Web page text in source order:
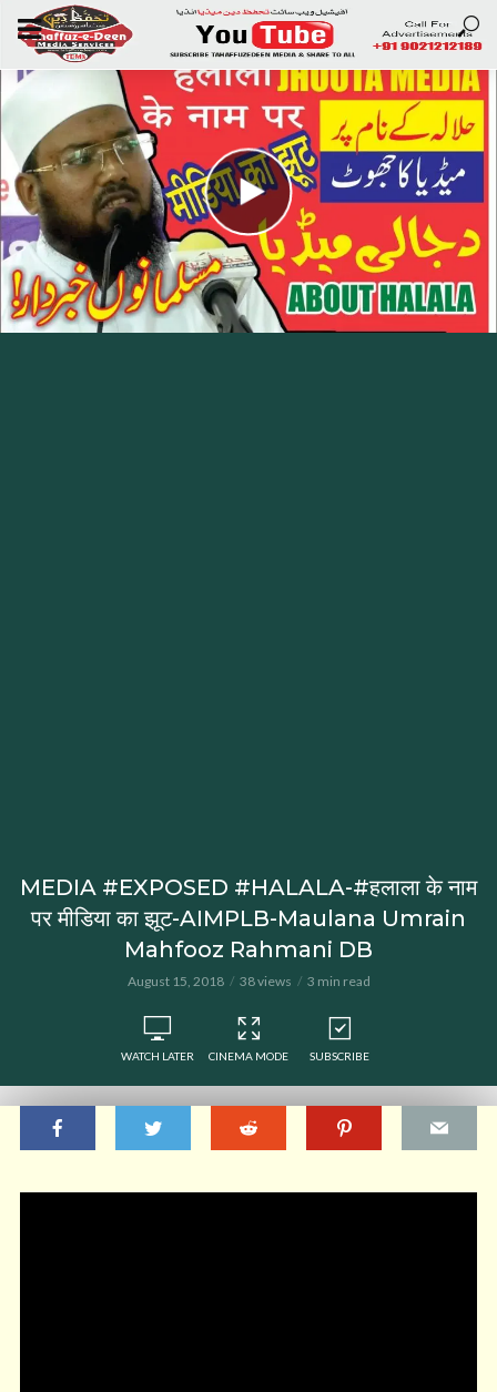
MEDIA #EXPOSED #HALALA-#हलाला के नाम
पर मीडिया का झूट-AIMPLB-Maulana Umrain
Mahfooz Rahmani DB
August 15, 2018 38 views 3 min read
WATCH LATER CINEMA MODE SUBSCRIBE